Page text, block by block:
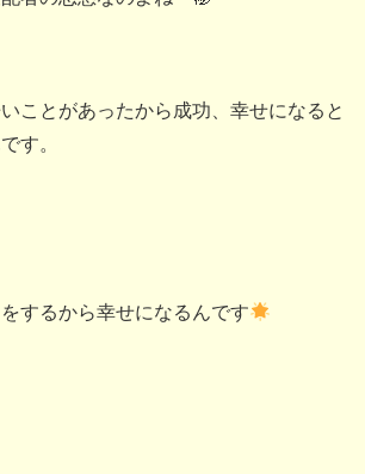
ことがあったから成功、幸せになると
す。
するから幸せになるんです